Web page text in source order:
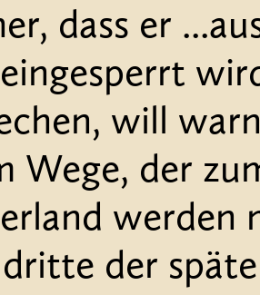
dass er
will
Wege, der
werden
der